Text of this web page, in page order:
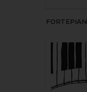
FORTEPIAN